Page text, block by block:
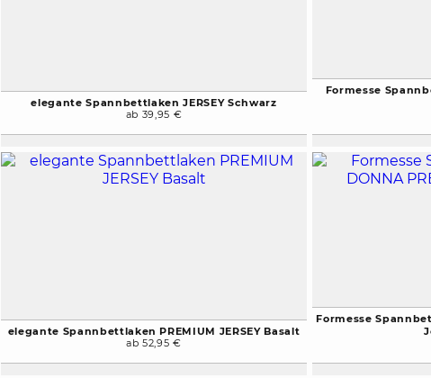
elegante Spannbettlaken JERSEY Schwarz
ab 39,95 €
Formesse
elegante Spannbettlaken PREMIUM JERSEY Basalt
ab 52,95 €
Formesse